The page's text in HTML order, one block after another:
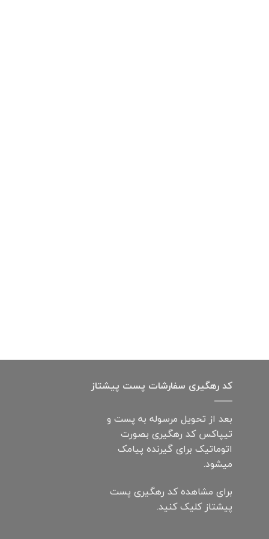
کد رهگیری سفارشات پست پیشتاز
بعد از تحویل مرسوله به پست و
تیپاکس کد رهگیری بصورت
اتوماتیک برای گیرنده پیامک
میشود.
برای مشاهده کد رهگیری پست
پیشتاز کلیک کنید.